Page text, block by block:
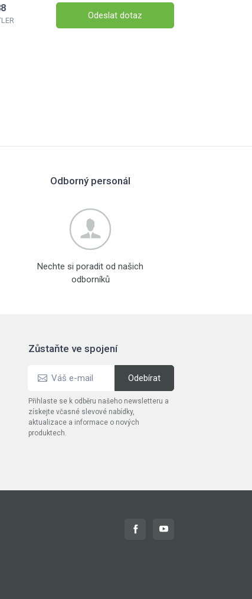
Odeslat dotaz
Odborný personál
Nechte si poradit od našich
odborníků
Zůstaňte ve spojení
Přihlaste se k odběru našeho newsletteru a
získejte včasné slevové nabídky,
aktualizace a informace o nových
produktech.